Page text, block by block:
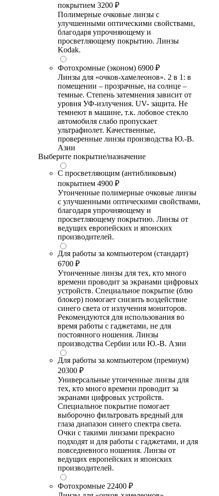
покрытием 3200 ₽
Полимерные очковые линзы с
улучшенными оптическими свойствами,
благодаря упрочняющему и
просветляющему покрытию. Линзы
Kodak.
Фотохромные (эконом) 6900 ₽
Линзы для «очков-хамелеонов». 2 в 1: в
помещении – прозрачные, на солнце –
темные. Степень затемнения зависит от
уровня УФ-излучения. UV- защита. Не
темнеют в машине, т.к. лобовое стекло
автомобиля слабо пропускает
ультрафиолет. Качественные,
проверенные линзы производства Ю.-В.
Азии
Выберите покрытие/назначение
С просветляющим (антибликовым)
покрытием 4900 ₽
Утонченные полимерные очковые линзы
с улучшенными оптическими свойствами,
благодаря упрочняющему и
просветляющему покрытию. Линзы от
ведущих европейских и японских
производителей.
Для работы за компьютером (стандарт)
6700 ₽
Утонченные линзы для тех, кто много
времени проводит за экранами цифровых
устройств. Специальное покрытие (блю
блокер) помогает снизить воздействие
синего света от излучения мониторов.
Рекомендуются для использования во
время работы с гаджетами, не для
постоянного ношения. Линзы
производства Сербии или Ю.-В. Азии
Для работы за компьютером (премиум)
20300 ₽
Универсальные утонченные линзы для
тех, кто много времени проводит за
экранами цифровых устройств.
Специальное покрытие помогает
выборочно фильтровать вредный для
глаза диапазон синего спектра света.
Очки с такими линзами прекрасно
подходят и для работы с гаджетами, и для
повседневного ношения. Линзы от
ведущих европейских и японских
производителей.
Фотохромные 22400 ₽